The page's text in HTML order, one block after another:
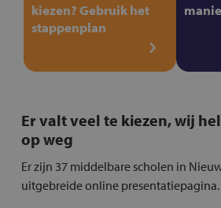
kiezen? Gebruik het
stappenplan
Er valt veel te kiezen, wij
op weg
Er zijn 37 middelbare scholen in
uitgebreide online presentatiepagina.